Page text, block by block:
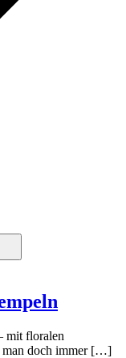
mit floralen
man doch immer […]